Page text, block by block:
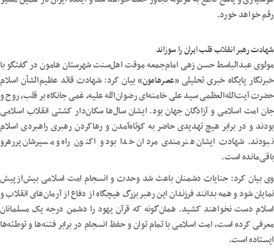
رقم خواهد خورد.
شهادت رهبر انقلاب قلب ایران را سوزاند
مولوی عبدالباسط حسن زهی امام‌جمعه موقت اهل‌سنت شهرستان هامون در گفتگو با
خبرنگار پایگاه خبری تحلیلی «عصرهامون» بیان کرد: شهادت قائد عظیم‌الشأن اسلام
حضرت آیت‌الله‌العظمی سید علی خامنه‌ای رضوان‌الله علیه، غمی جانکاه بر قلب، روح و
جان امت اسلامی و آزادگان جهان بود. ایشان سال‌ها سکان‌دار کشتی انقلاب اسلامی
بودند و در برابر هیچ تهدیدی حاضر به کوتاه‌آمدن و رهاکردن رهبری راهبردی اسلام
نبودند. شهادت ایشان هنرمندی مردان خدا بود و اکنون راه و مسیرشان پررهرو
باقی‌مانده است.
وی بیان کرد: جنایات دشمنان باعث شد وحدت و انسجام امت اسلامی بیش‌ازپیش
نمایان شود و همه بدانند فرزندان این رهبر بزرگ هیچگاه از دفاع از آرمان‌های انقلاب و
اسلام دست نخواهند کشید. همان‌گونه که قرآن یهود را دشمن درجه یک مسلمانان
معرفی کرده است، امت اسلامی با تمام توان و حفظ انسجام در برابر فتنه‌ها و توطئه‌ها
ایستاده است.